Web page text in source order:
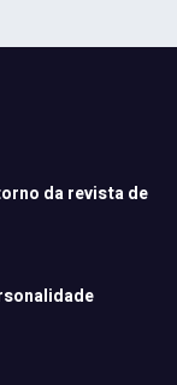
da revista de